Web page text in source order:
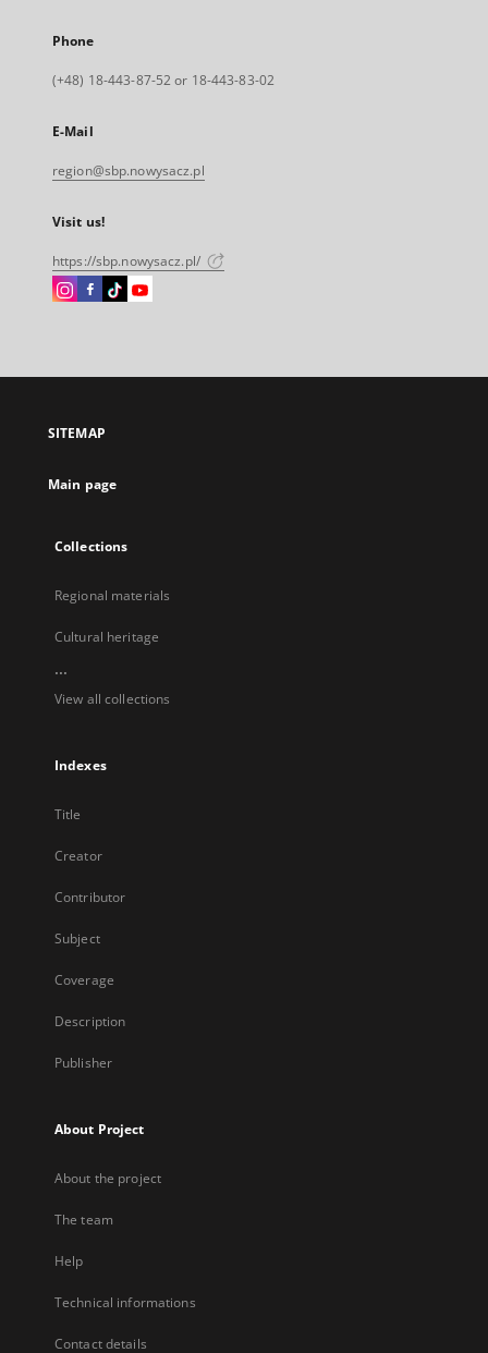
Phone
(+48) 18-443-87-52 or 18-443-83-02
E-Mail
region@sbp.nowysacz.pl
Visit us!
https://sbp.nowysacz.pl/
Instagram
open
new
Facebook
open
new
Instagram
open
new
Instagram
open
SITEMAP
Main page
Collections
Regional materials
Cultural heritage
...
View all collections
Indexes
Title
Creator
Contributor
Subject
Coverage
Description
Publisher
About Project
About the project
The team
Help
Technical informations
Contact details